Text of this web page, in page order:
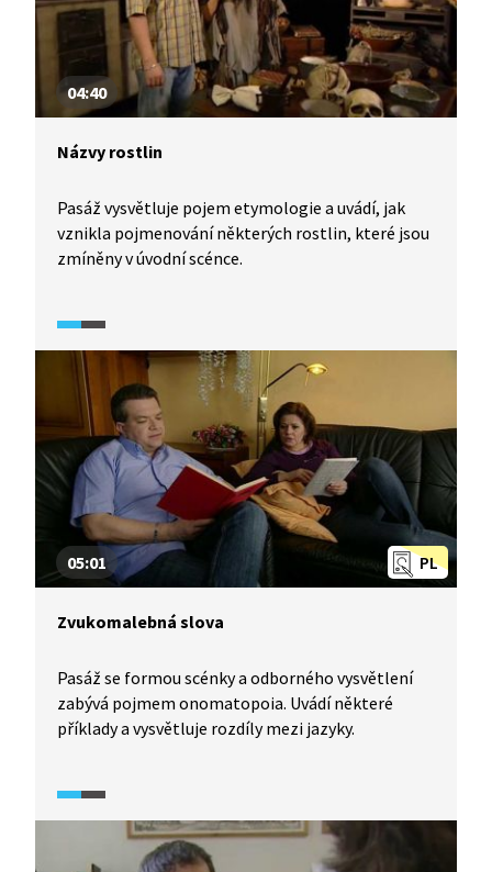
04:40
Názvy rostlin
Pasáž vysvětluje pojem etymologie a uvádí, jak
vznikla pojmenování některých rostlin, které jsou
zmíněny v úvodní scénce.
PL
05:01
Zvukomalebná slova
Pasáž se formou scénky a odborného vysvětlení
zabývá pojmem onomatopoia. Uvádí některé
příklady a vysvětluje rozdíly mezi jazyky.